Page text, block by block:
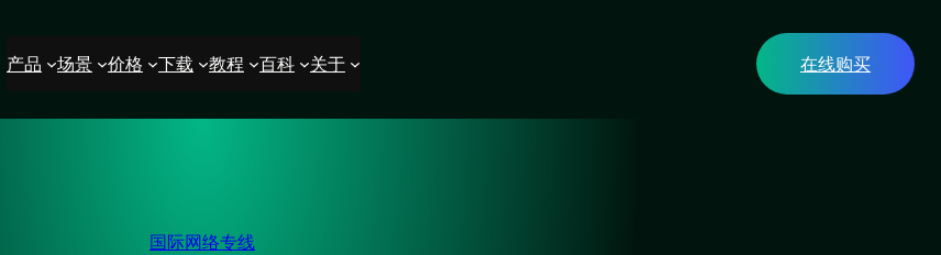
产品 场景 价格 下载 教程 百科 关于 在线购买
国际网络专线